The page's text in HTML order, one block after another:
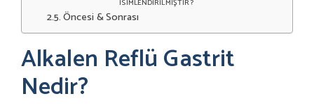
İSİMLENDİRİLMİŞTİR ?
Öncesi & Sonrası
Alkalen Reflü Gastrit
Nedir?